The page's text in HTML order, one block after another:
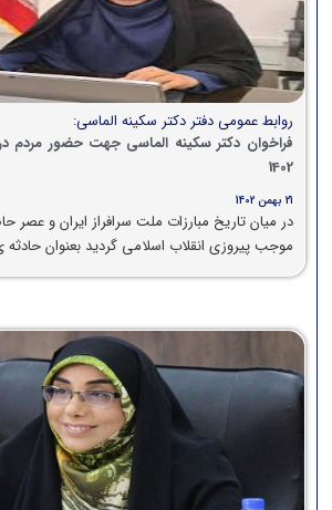
روابط عمومی دفتر دکتر سکینه الماسی:
1402
21 بهمن 1402
موجب پیروزی انقلاب اسلامی گردید بعنوان